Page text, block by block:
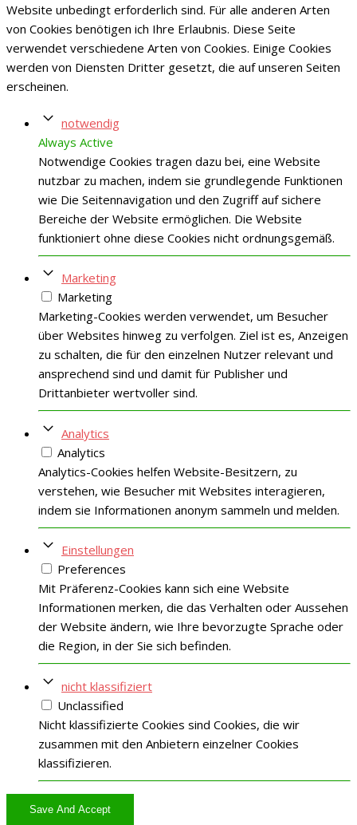
Website unbedingt erforderlich sind. Für alle anderen Arten
von Cookies benötigen ich Ihre Erlaubnis. Diese Seite
verwendet verschiedene Arten von Cookies. Einige Cookies
werden von Diensten Dritter gesetzt, die auf unseren Seiten
erscheinen.
notwendig
Always Active
Notwendige Cookies tragen dazu bei, eine Website
nutzbar zu machen, indem sie grundlegende Funktionen
wie Die Seitennavigation und den Zugriff auf sichere
Bereiche der Website ermöglichen. Die Website
funktioniert ohne diese Cookies nicht ordnungsgemäß.
Marketing
Marketing
Marketing-Cookies werden verwendet, um Besucher
über Websites hinweg zu verfolgen. Ziel ist es, Anzeigen
zu schalten, die für den einzelnen Nutzer relevant und
ansprechend sind und damit für Publisher und
Drittanbieter wertvoller sind.
Analytics
Analytics
Analytics-Cookies helfen Website-Besitzern, zu
verstehen, wie Besucher mit Websites interagieren,
indem sie Informationen anonym sammeln und melden.
Einstellungen
Preferences
Mit Präferenz-Cookies kann sich eine Website
Informationen merken, die das Verhalten oder Aussehen
der Website ändern, wie Ihre bevorzugte Sprache oder
die Region, in der Sie sich befinden.
nicht klassifiziert
Unclassified
Nicht klassifizierte Cookies sind Cookies, die wir
zusammen mit den Anbietern einzelner Cookies
klassifizieren.
Save And Accept